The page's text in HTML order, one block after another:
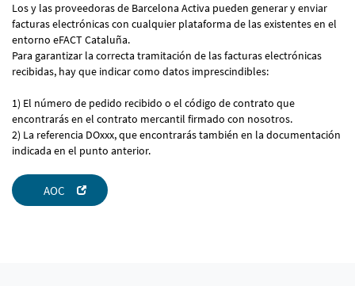
Los y las proveedoras de Barcelona Activa pueden generar y enviar
facturas electrónicas con cualquier plataforma de las existentes en el
entorno eFACT Cataluña.
Para garantizar la correcta tramitación de las facturas electrónicas
recibidas, hay que indicar como datos imprescindibles:
1) El número de pedido recibido o el código de contrato que
encontrarás en el contrato mercantil firmado con nosotros.
2) La referencia DOxxx, que encontrarás también en la documentación
indicada en el punto anterior.
AOC